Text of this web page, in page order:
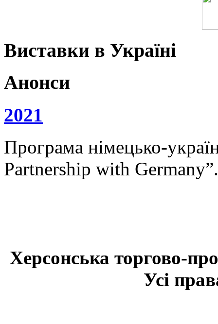
Виставки в Україні
Анонси
2021
Програма німецько-
Partnership with
Херсонська торгово-
Усі